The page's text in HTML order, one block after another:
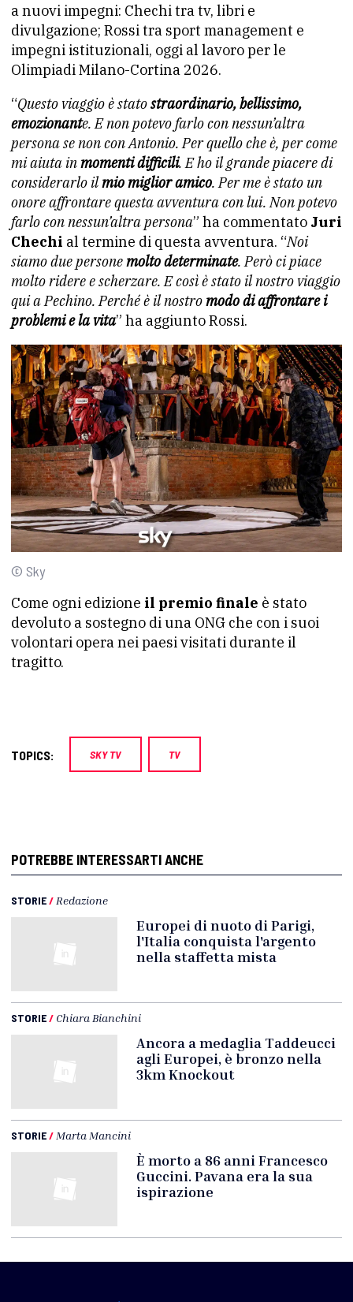
a nuovi impegni: Chechi tra tv, libri e
divulgazione; Rossi tra sport management e
impegni istituzionali, oggi al lavoro per le
Olimpiadi Milano-Cortina 2026.
“Questo viaggio è statostraordinario, bellissimo,
emozionante. E non potevo farlo con nessun’altra
persona se non con Antonio. Per quello che è, per come
mi aiuta inmomenti difficili. E ho il grande piacere di
considerarlo ilmio miglior amico. Per me è stato un
onore affrontare questa avventura con lui. Non potevo
farlo con nessun’altra persona” ha commentato Juri
Chechi al termine di questa avventura. “Noi
siamo due personemolto determinate. Però ci piace
molto ridere e scherzare. E così è stato il nostro viaggio
qui a Pechino. Perché è il nostromodo di affrontare i
problemi e la vita” ha aggiunto Rossi.
© Sky
Come ogni edizione il premio finale è stato
devoluto a sostegno di una ONG che con i suoi
volontari opera nei paesi visitati durante il
tragitto.
TOPICS: SKY TV TV
POTREBBE INTERESSARTI ANCHE
STORIE/ Redazione
Europei di nuoto di Parigi,
l'Italia conquista l'argento
nella staffetta mista
STORIE/ Chiara Bianchini
Ancora a medaglia Taddeucci
agli Europei, è bronzo nella
3km Knockout
STORIE/ Marta Mancini
È morto a 86 anni Francesco
Guccini. Pavana era la sua
ispirazione